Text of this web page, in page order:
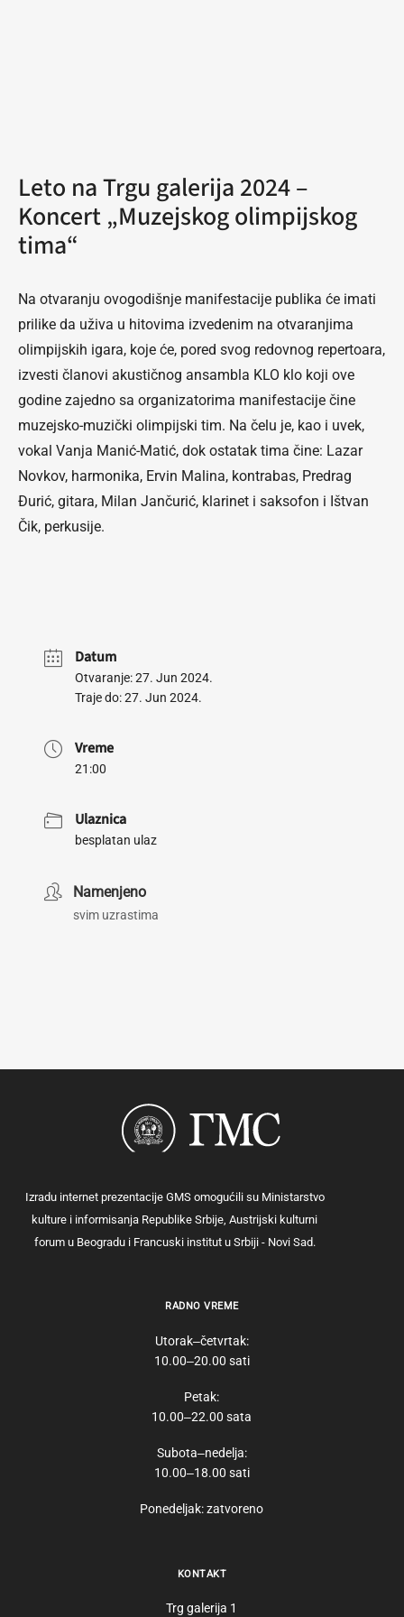
Leto na Trgu galerija 2024 –
Koncert „Muzejskog olimpijskog
tima“
Na otvaranju ovogodišnje manifestacije publika će imati
prilike da uživa u hitovima izvedenim na otvaranjima
olimpijskih igara, koje će, pored svog redovnog repertoara,
izvesti članovi akustičnog ansambla KLO klo koji ove
godine zajedno sa organizatorima manifestacije čine
muzejsko-muzički olimpijski tim. Na čelu je, kao i uvek,
vokal Vanja Manić-Matić, dok ostatak tima čine: Lazar
Novkov, harmonika, Ervin Malina, kontrabas, Predrag
Đurić, gitara, Milan Jančurić, klarinet i saksofon i Ištvan
Čik, perkusije.
Datum
Otvaranje: 27. Jun 2024.
Traje do: 27. Jun 2024.
Vreme
21:00
Ulaznica
besplatan ulaz
Namenjeno
svim uzrastima
Izradu internet prezentacije GMS omogućili su Ministarstvo
kulture i informisanja Republike Srbije, Austrijski kulturni
forum u Beogradu i Francuski institut u Srbiji - Novi Sad.
RADNO VREME
Utorak‒četvrtak:
10.00‒20.00 sati
Petak:
10.00‒22.00 sata
Subota‒nedelja:
10.00‒18.00 sati
Ponedeljak: zatvoreno
KONTAKT
Trg galerija 1